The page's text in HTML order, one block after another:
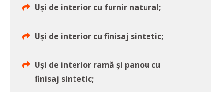
Uși de interior cu furnir natural;
Uși de interior cu finisaj sintetic;
Uși de interior ramă și panou cu
finisaj sintetic;